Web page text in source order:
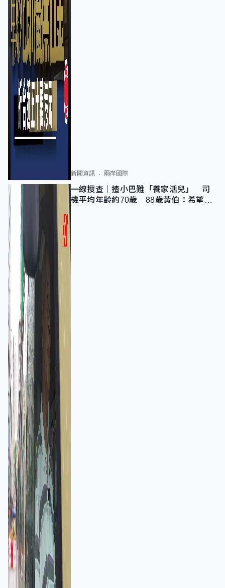
新聞資訊 兩岸國際
一線搜查｜揸小巴難「養家活兒」 司
機平均年齡約70歲 88歲黃伯：希望一